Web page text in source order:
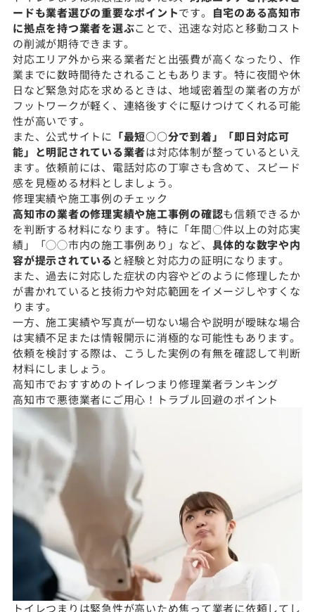
ードも業者選びの重要なポイントです。 自宅のある高知市
に拠点を持つ業者を選ぶことで、迅速な対応と移動コスト
の削減が期待できます。
対応エリア外から来る業者だと出張費が高くなったり、作
業までに数時間待たされることもあります。特に夜間や休
日など緊急対応を求めるときは、地域密着型の業者の方が
フットワークが軽く、連絡後すぐに駆けつけてくれる可能
性が高いです。
また、公式サイトに 「最短○○分で到着」「即日対応可
能」と明記されている業者は対応体制が整っているといえ
ます。依頼前には、電話対応の丁寧さも含めて、スピード
感を見極める材料としましょう。
修理実績や施工事例のチェック
高知市の業者の修理実績や施工事例の確認も信頼できるか
を判断する材料になります。特に「年間〇件以上の対応実
績」「◯◯市内の施工事例あり」など、 具体的な数字や内
容が提示されている と経験と対応力の証明になります。
また、過去に対応した症状の内容やどのように修理したか
が書かれていると技術力や対応範囲をイメージしやすくな
ります。
一方、施工実績や写真が一切ない場合や説明が曖昧な場合
は実績不足または情報開示に消極的な可能性もあります。
依頼を検討する際は、こうした実例の有無を確認して判断
材料にしましょう。
高知市でおすすめのトイレつまり修理業者ランキング
高知市で悪徳業者にご用心！トラブル回避のポイント
トイレつまりは緊急性が高いため焦って業者に依頼してし